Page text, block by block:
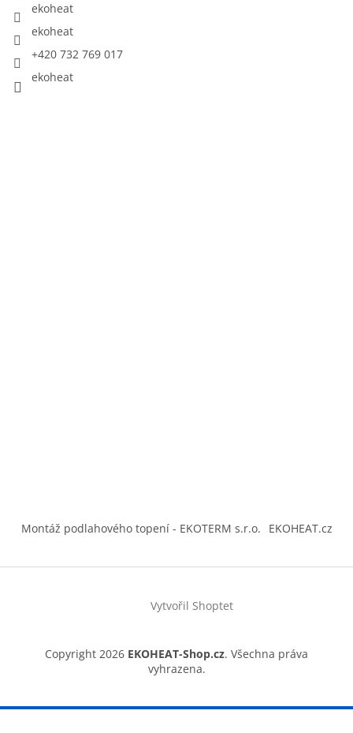
ekoheat
ekoheat
+420 732 769 017
ekoheat
Montáž podlahového topení - EKOTERM s.r.o. EKOHEAT.cz
Vytvořil Shoptet
Copyright 2026 EKOHEAT-Shop.cz. Všechna práva
vyhrazena.